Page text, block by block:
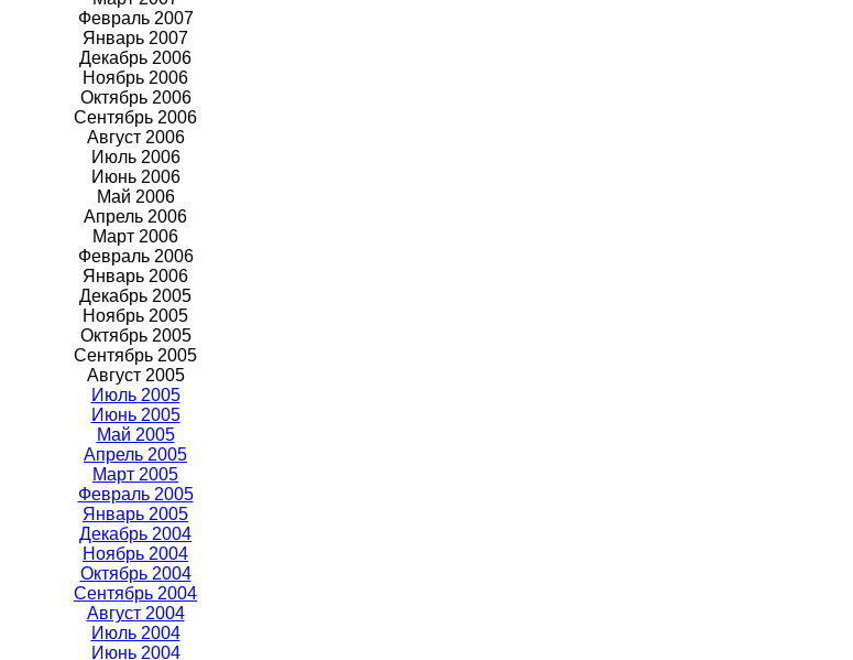
Февраль 2007
Январь 2007
Декабрь 2006
Ноябрь 2006
Октябрь 2006
Сентябрь 2006
Август 2006
Июль 2006
Июнь 2006
Май 2006
Апрель 2006
Март 2006
Февраль 2006
Январь 2006
Декабрь 2005
Ноябрь 2005
Октябрь 2005
Сентябрь 2005
Август 2005
Июль 2005
Июнь 2005
Май 2005
Апрель 2005
Март 2005
Февраль 2005
Январь 2005
Декабрь 2004
Ноябрь 2004
Октябрь 2004
Сентябрь 2004
Август 2004
Июль 2004
Июнь 2004